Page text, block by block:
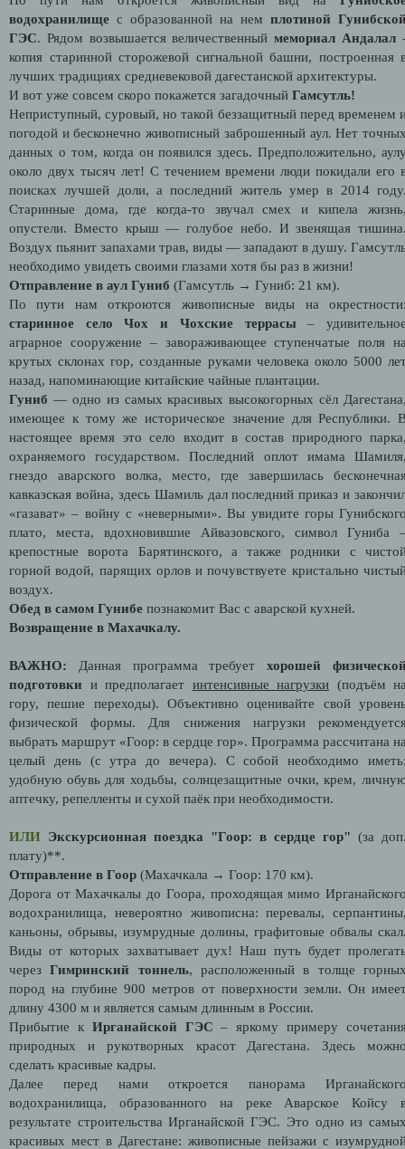
водохранилище с образованной на нем плотиной
ГЭС. Рядом возвышается величественныймемориал Андалал
копия старинной сторожевой сигнальной башни, построенная
лучших традициях средневековой дагестанской архитектуры.
И вот уже совсем скоро покажется загадочный Гамсутль!
Неприступный, суровый, но такой беззащитный перед временем
погодой и бесконечно живописный заброшенный аул. Нет
данных о том, когда он появился здесь. Предположительно,
около двух тысяч лет! С течением времени люди покидали его
поисках лучшей доли, а последний житель умер в 2014
Старинные дома, где когда-то звучал смех и кипела
опустели. Вместо крыш — голубое небо. И звенящая
Воздух пьянит запахами трав, виды — западают в душу.
необходимо увидеть своими глазами хотя бы раз в жизни!
Отправление в аул Гуниб (Гамсутль → Гуниб: 21 км).
По пути нам откроются живописные виды на
старинное село Чох и Чохские террасы –
аграрное сооружение – завораживающее ступенчатые поля
крутых склонах гор, созданные руками человека около 5000
назад, напоминающие китайские чайные плантации.
Гуниб — одно из самых красивых высокогорных сёл
имеющее к тому же историческое значение для Республики.
настоящее время это село входит в состав природного
охраняемого государством. Последний оплот имама
гнездо аварского волка, место, где завершилась
кавказская война, здесь Шамиль дал последний приказ и
«газават» – войну с «неверными». Вы увидите горы
плато, места, вдохновившие Айвазовского, символ Гуниба
крепостные ворота Барятинского, а также родники с
горной водой, парящих орлов и почувствуете кристально
воздух.
Обед в самом Гунибе познакомит Вас с аварской кухней.
Возвращение в Махачкалу.
ВАЖНО: Данная программа требуетхорошей
подготовки и предполагает интенсивные нагрузки (подъём
гору, пешие переходы). Объективно оценивайте свой
физической формы. Для снижения нагрузки
выбрать маршрут «Гоор: в сердце гор». Программа рассчитана
целый день (с утра до вечера). С собой необходимо
удобную обувь для ходьбы, солнцезащитные очки, крем,
аптечку, репелленты и сухой паёк при необходимости.
ИЛИ Экскурсионная поездка "Гоор: в сердце гор" (за
плату)**.
Отправление в Гоор (Махачкала → Гоор: 170 км).
Дорога от Махачкалы до Гоора, проходящая мимо
водохранилища, невероятно живописна: перевалы,
каньоны, обрывы, изумрудные долины, графитовые обвалы
Виды от которых захватывает дух! Наш путь будет
через Гимринский тоннель, расположенный в толще
пород на глубине 900 метров от поверхности земли. Он
длину 4300 м и является самым длинным в России.
Прибытие к Ирганайской ГЭС – яркому примеру
природных и рукотворных красот Дагестана. Здесь
сделать красивые кадры.
Далее перед нами откроется панорама
водохранилища, образованного на реке Аварское Койсу
результате строительства Ирганайской ГЭС. Это одно из
красивых мест в Дагестане: живописные пейзажи с